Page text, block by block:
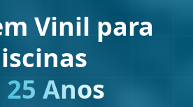
Vinil para
25 Anos